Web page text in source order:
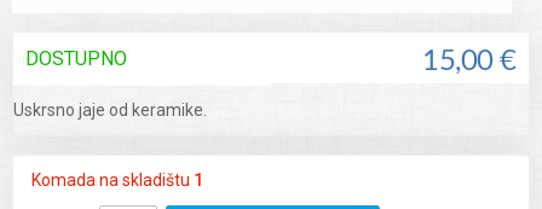
15,00 €
DOSTUPNO
Uskrsno jaje od keramike.
Komada na skladištu 1